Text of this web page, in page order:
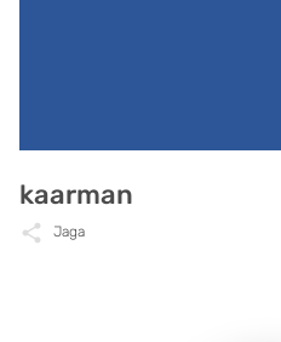
kaarman
Jaga